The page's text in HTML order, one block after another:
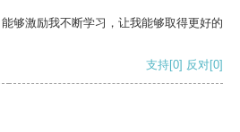
够激励我不断学习，让我能够取得更好的
支持[0] 反对[0]